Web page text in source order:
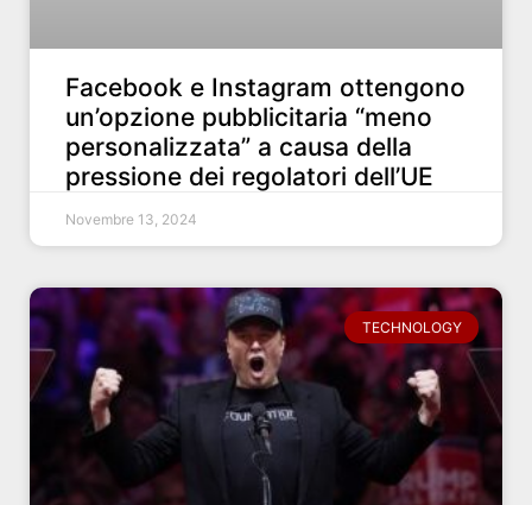
Facebook e Instagram ottengono
un’opzione pubblicitaria “meno
personalizzata” a causa della
pressione dei regolatori dell’UE
Novembre 13, 2024
TECHNOLOGY